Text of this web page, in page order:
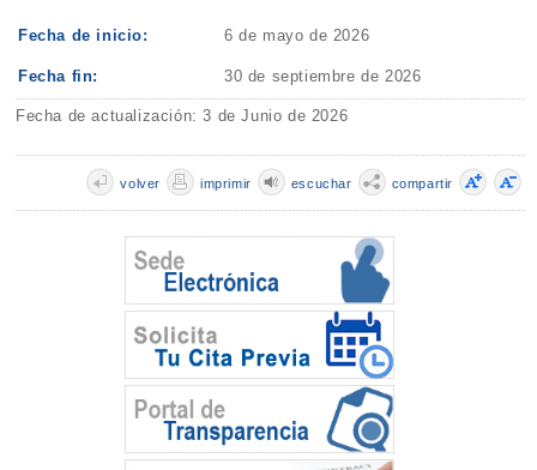
Fecha de inicio: 6 de mayo de 2026
Fecha fin: 30 de septiembre de 2026
Fecha de actualización: 3 de Junio de 2026
compartir
escuchar
imprimir
volver